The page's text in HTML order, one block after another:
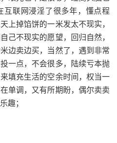
互联网浸淫了很多年，懂点程
上掉馅饼的一米发太不现实，
己不现实的愿望，回归自然，
边卖边买，当然了，遇到非常
一点，不会很多，陆续亏本抛
填充生活的空余时间，权当一
单调，又有所期盼，偶尔卖卖
趣；